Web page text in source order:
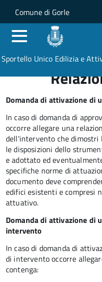
Salta al contenuto
Skip to site
Comune di Gorle
Sportello Unico Edilizia e
Domanda di attivazione di
In caso di domanda di
occorre allegare una
dell'intervento che
le disposizioni dello
e adottato ed
specifiche norme di
documento deve
edifici esistenti e compresi
attuativo.
Domanda di attivazione di
intervento
In caso di domanda di
di intervento occorre
contenga: